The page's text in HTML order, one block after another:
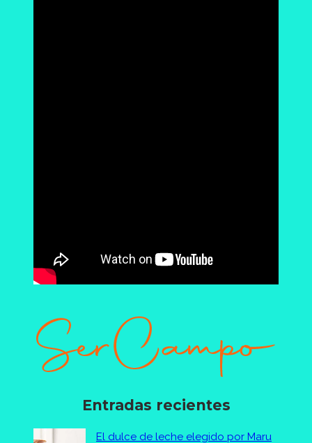
Entradas recientes
El dulce de leche elegido por Maru